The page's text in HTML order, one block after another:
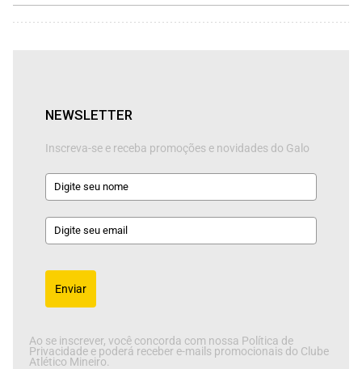
NEWSLETTER
Inscreva-se e receba promoções e novidades do Galo
Enviar
Ao se inscrever, você concorda com nossa Política de
Privacidade e poderá receber e-mails promocionais do Clube
Atlético Mineiro.